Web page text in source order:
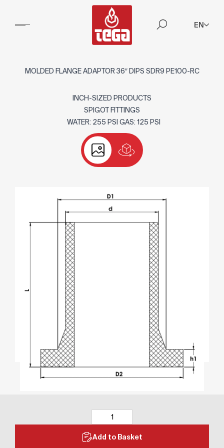
EN
MOLDED FLANGE ADAPTOR 36″ DIPS SDR9 PE100-RC
INCH-SIZED PRODUCTS
SPIGOT FITTINGS
WATER: 255 PSI GAS: 125 PSI
Add to Basket